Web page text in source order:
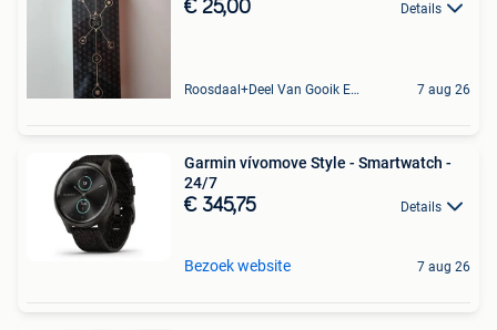
€ 25,00 Details
Roosdaal+Deel Van Gooik En Sint-Kwintens-Lennik 7 aug 26
Garmin vívomove Style - Smartwatch -
24/7
€ 345,75 Details
Bezoek website 7 aug 26